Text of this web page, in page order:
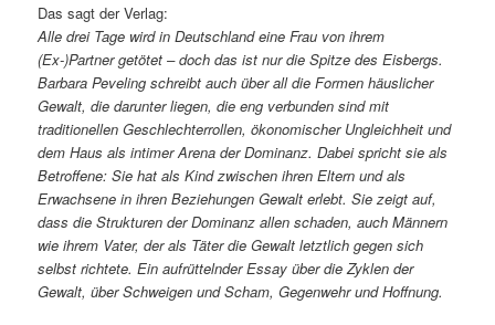
Das sagt der Verlag:
Alle drei Tage wird in Deutschland eine Frau von ihrem
(Ex-)Partner getötet – doch das ist nur die Spitze des Eisbergs.
Barbara Peveling schreibt auch über all die Formen häuslicher
Gewalt, die darunter liegen, die eng verbunden sind mit
traditionellen Geschlechterrollen, ökonomischer Ungleichheit und
dem Haus als intimer Arena der Dominanz. Dabei spricht sie als
Betroffene: Sie hat als Kind zwischen ihren Eltern und als
Erwachsene in ihren Beziehungen Gewalt erlebt. Sie zeigt auf,
dass die Strukturen der Dominanz allen schaden, auch Männern
wie ihrem Vater, der als Täter die Gewalt letztlich gegen sich
selbst richtete. Ein aufrüttelnder Essay über die Zyklen der
Gewalt, über Schweigen und Scham, Gegenwehr und Hoffnung.